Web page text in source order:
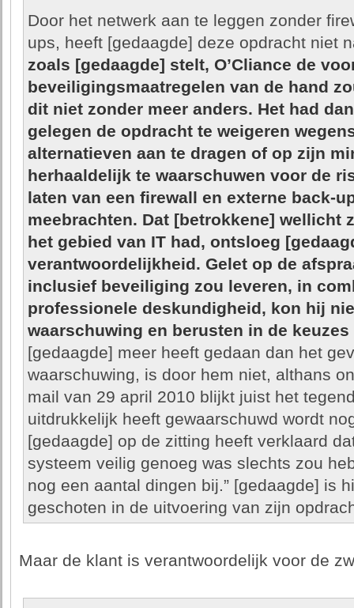
Door het netwerk aan te leggen zonder
ups, heeft [gedaagde] deze opdracht niet
zoals [gedaagde] stelt, O’Cliance de
beveiligingsmaatregelen van de hand
dit niet zonder meer anders. Het had
gelegen de opdracht te weigeren
alternatieven aan te dragen of op zijn
herhaaldelijk te waarschuwen voor de
laten van een firewall en externe back-
meebrachten. Dat [betrokkene] wellicht
het gebied van IT had, ontsloeg
verantwoordelijkheid. Gelet op de
inclusief beveiliging zou leveren, in
professionele deskundigheid, kon hij
waarschuwing en berusten in de keuzes
[gedaagde] meer heeft gedaan dan het
waarschuwing, is door hem niet, althans
mail van 29 april 2010 blijkt juist het
uitdrukkelijk heeft gewaarschuwd wordt
[gedaagde] op de zitting heeft verklaard
systeem veilig genoeg was slechts zou
nog een aantal dingen bij.” [gedaagde] is
geschoten in de uitvoering van zijn
Maar de klant is verantwoordelijk voor de